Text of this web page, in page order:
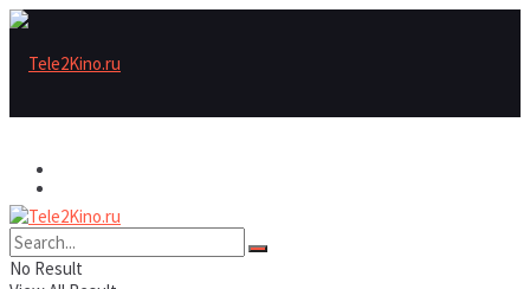
Рецензии/трейлеры
No Result